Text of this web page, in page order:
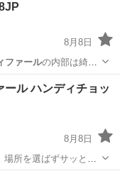
8月8日
ファールの内部は綺麗
ール ハンディチョッ
8月8日
所を選ばずサッと使
る」がこれ1台でで